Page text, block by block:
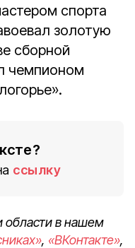
спорта
золотую
сборной
чемпионом
ссылку
области в нашем
, «ВКонтакте»,